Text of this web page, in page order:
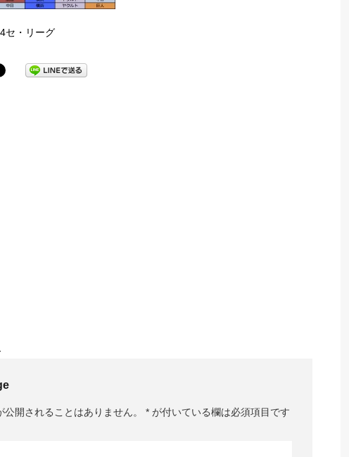
セ・リーグ
公開されることはありません。 * が付いている欄は必須項目です